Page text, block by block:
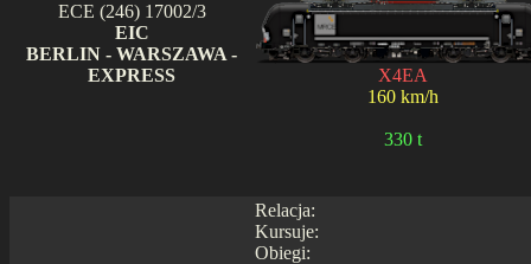
ECE (246) 17002/3
EIC
BERLIN - WARSZAWA -
EXPRESS
X4EA
160 km/h
330 t
Relacja:
Kursuje:
Obiegi: